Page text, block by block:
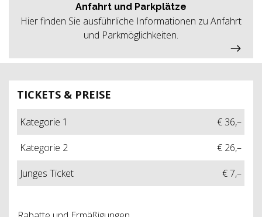
TICKETS & PREISE
Kategorie 1
€ 36,–
Kategorie 2
€ 26,–
Junges Ticket
€ 7,–
Anfahrt und Parkplätze
Hier finden Sie ausführliche Informationen zu Anfahrt
und Parkmöglichkeiten.